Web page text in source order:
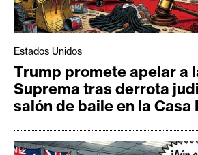
Estados Unidos
Trump promete apelar a
Suprema tras derrota
salón de baile en la Casa